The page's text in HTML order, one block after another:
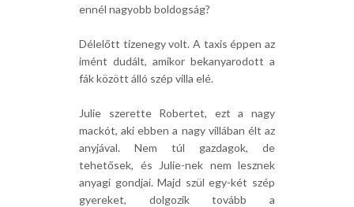
ennél nagyobb boldogság?
Délelőtt tizenegy volt. A taxis éppen az
imént dudált, amikor bekanyarodott a
fák között álló szép villa elé.
Julie szerette Robertet, ezt a nagy
mackót, aki ebben a nagy villában élt az
anyjával. Nem túl gazdagok, de
tehetősek, és Julie-nek nem lesznek
anyagi gondjai. Majd szül egy-két szép
gyereket, dolgozik tovább a